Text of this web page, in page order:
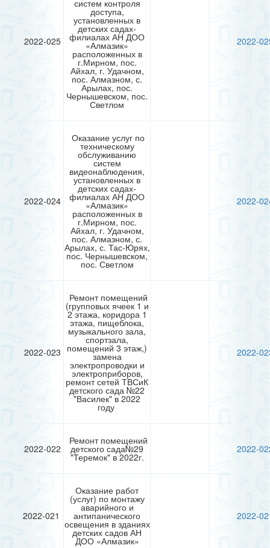
2022-025
систем контроля
доступа,
установленных в
детских садах-
филиалах АН ДОО
«Алмазик»
расположенных в
г.Мирном, пос.
Айхал, г. Удачном,
пос. Алмазном, с.
Арылах, пос.
Чернышевском, пос.
Светлом
2022-
2022-024
Оказание услуг по
техническому
обслуживанию
систем
видеонаблюдения,
установленных в
детских садах-
филиалах АН ДОО
«Алмазик»
расположенных в
г.Мирном, пос.
Айхал, г. Удачном,
пос. Алмазном, с.
Арылах, с. Тас-Юрях,
пос. Чернышевском,
пос. Светлом
2022-
2022-023
Ремонт помещений
(групповых ячеек 1 и
2 этажа, коридора 1
этажа, пищеблока,
музыкального зала,
спортзала,
помещений 3 этаж,)
замена
электропроводки и
электроприборов,
ремонт сетей ТВСиК
детского сада №22
"Василек" в 2022
году
2022-
2022-022
Ремонт помещений
детского сада№29
"Теремок" в 2022г.
2022-
2022-021
Оказание работ
(услуг) по монтажу
аварийного и
антипанического
освещения в зданиях
детских садов АН
ДОО «Алмазик»
2022-